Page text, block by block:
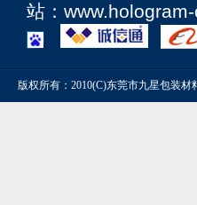
站：
版权所有：2010(C)东莞市九星包装材